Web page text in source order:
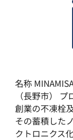
名称
（長野市）
創業の不凍栓
その蓄積した
クトロニクス